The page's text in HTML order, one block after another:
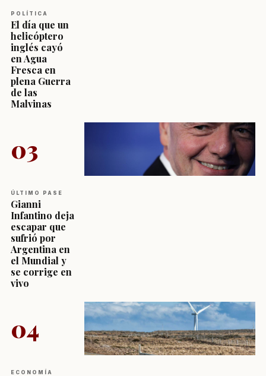
POLÍTICA
El día que un
helicóptero
inglés cayó
en Agua
Fresca en
plena Guerra
de las
Malvinas
03
ÚLTIMO PASE
Gianni
Infantino deja
escapar que
sufrió por
Argentina en
el Mundial y
se corrige en
vivo
04
ECONOMÍA